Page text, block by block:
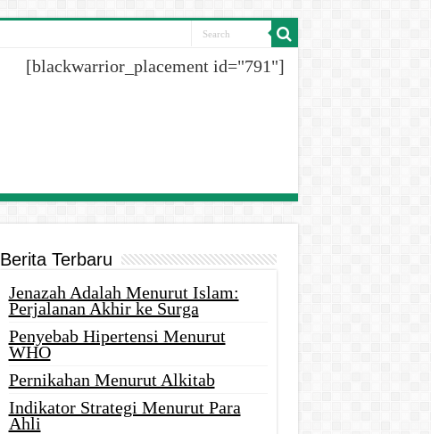
[blackwarrior_placement id="791"]
Berita Terbaru
Jenazah Adalah Menurut Islam:
Perjalanan Akhir ke Surga
Penyebab Hipertensi Menurut
WHO
Pernikahan Menurut Alkitab
Indikator Strategi Menurut Para
Ahli